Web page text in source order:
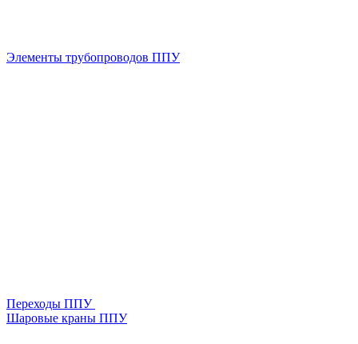
Элементы трубопроводов ППУ
Переходы ППУ
Шаровые краны ППУ